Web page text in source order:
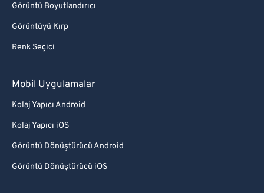
Görüntü Boyutlandırıcı
Görüntüyü Kırp
Renk Seçici
Mobil Uygulamalar
Kolaj Yapıcı Android
Kolaj Yapıcı iOS
Görüntü Dönüştürücü Android
Görüntü Dönüştürücü iOS